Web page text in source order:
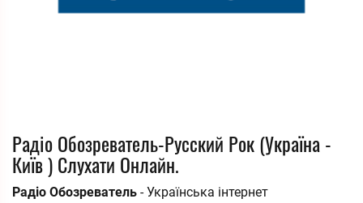
Радіо Обозреватель-Русский Рок (Україна -
Київ ) Слухати Онлайн.
Радіо Обозреватель - Українська інтернет